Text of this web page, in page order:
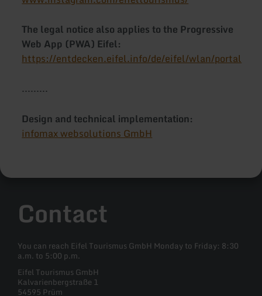
The legal notice also applies to the Progressive
Web App (PWA) Eifel:
https://entdecken.eifel.info/de/eifel/wlan/portal
.........
Design and technical implementation:
infomax websolutions GmbH
Contact
You can reach Eifel Tourismus GmbH Monday to Friday: 8:30
a.m. to 5:00 p.m.
Eifel Tourismus GmbH
Kalvarienbergstraße 1
54595 Prüm